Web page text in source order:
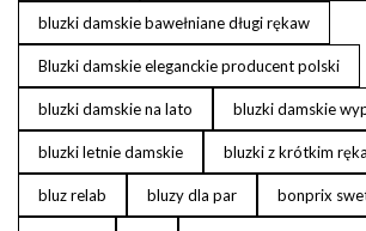
bluzki damskie bawełniane długi rękaw
Bluzki damskie eleganckie producent polski
bluzki damskie na lato bluzki damskie
bluzki letnie damskie bluzki z krótkim
bluz relab bluzy dla par bonprix